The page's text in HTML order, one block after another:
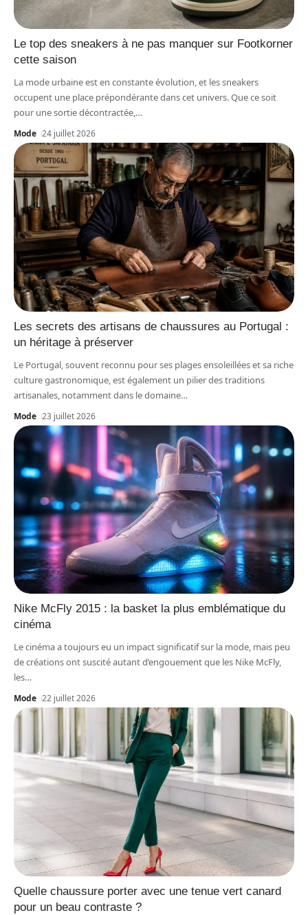
Le top des sneakers à ne pas manquer sur Footkorner
cette saison
La mode urbaine est en constante évolution, et les sneakers
occupent une place prépondérante dans cet univers. Que ce soit
pour une sortie décontractée,…
Mode 24 juillet 2026
Les secrets des artisans de chaussures au Portugal :
un héritage à préserver
Le Portugal, souvent reconnu pour ses plages ensoleillées et sa riche
culture gastronomique, est également un pilier des traditions
artisanales, notamment dans le domaine…
Mode 23 juillet 2026
Nike McFly 2015 : la basket la plus emblématique du
cinéma
Le cinéma a toujours eu un impact significatif sur la mode, mais peu
de créations ont suscité autant d’engouement que les Nike McFly,
les…
Mode 22 juillet 2026
Quelle chaussure porter avec une tenue vert canard
pour un beau contraste ?